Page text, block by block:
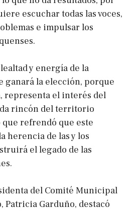
escuchar todas las voces,
e impulsar los
y energía de la
la elección, porque
representa el interés del
rincón del territorio
refrendó que este
herencia de las y los
el legado de las
del Comité Municipal
Patricia Garduño, destacó